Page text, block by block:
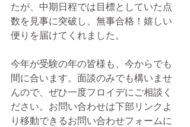
たが、中期日程では目標としていた点
数を見事に突破し、無事合格！嬉しい
便りを届けてくれました。
今年が受験の年の皆様も、今からでも
間に合います。面談のみでも構いませ
んので、ぜひ一度フロイデにご相談く
ださい。お問い合わせは下部リンクよ
り移動できるお問い合わせフォームに